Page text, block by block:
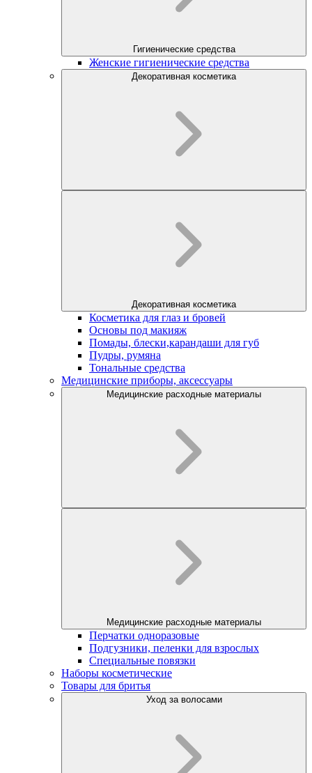
Гигиенические средства
Женские гигиенические средства
Декоративная косметика
Декоративная косметика
Косметика для глаз и бровей
Основы под макияж
Помады, блески,карандаши для губ
Пудры, румяна
Тональные средства
Медицинские приборы, аксессуары
Медицинские расходные материалы
Медицинские расходные материалы
Перчатки одноразовые
Подгузники, пеленки для взрослых
Специальные повязки
Наборы косметические
Товары для бритья
Уход за волосами